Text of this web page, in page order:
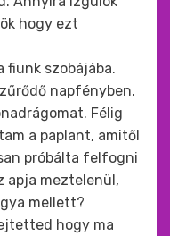
hogy ezt
fiunk szobájába.
napfényben.
Félig
a paplant, amitől
próbálta felfogni
apja meztelenül,
mellett?
hogy ma